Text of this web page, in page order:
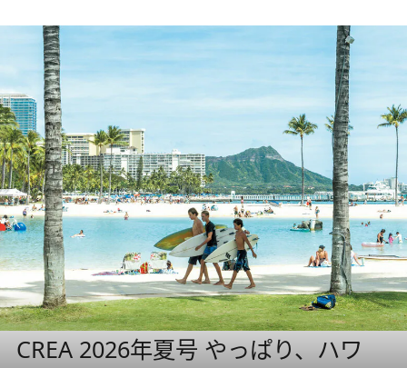
CREA 2026年夏号 やっぱり、ハワ